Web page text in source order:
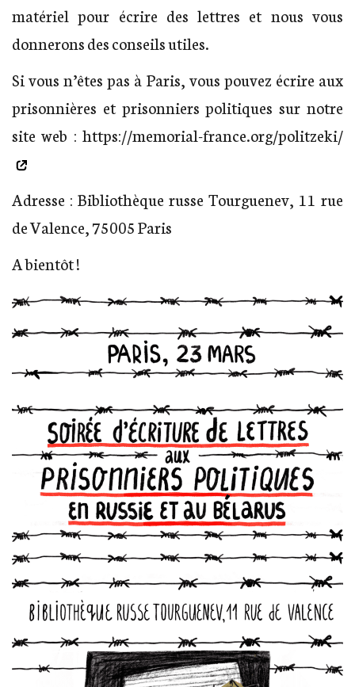
matériel pour écrire des lettres et nous vous
donnerons des conseils utiles.
Si vous n’êtes pas à Paris, vous pouvez écrire aux
prisonnières et prisonniers politiques sur notre
site web : https://memorial-france.org/politzeki/
Adresse : Bibliothèque russe Tourguenev, 11 rue
de Valence, 75005 Paris
A bientôt !